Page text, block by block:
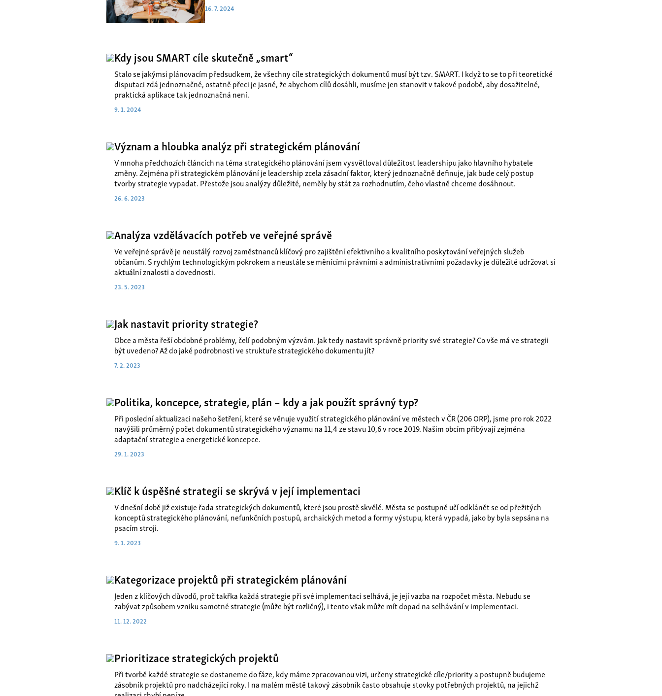
16. 7. 2024
Kdy jsou SMART cíle skutečně „smart“
Stalo se jakýmsi plánovacím předsudkem, že všechny cíle strategických dokumentů musí být tzv. SMART. I když to se to při teoretické
disputaci zdá jednoznačné, ostatně přeci je jasné, že abychom cílů dosáhli, musíme jen stanovit v takové podobě, aby dosažitelné,
praktická aplikace tak jednoznačná není.
9. 1. 2024
Význam a hloubka analýz při strategickém plánování
V mnoha předchozích článcích na téma strategického plánování jsem vysvětloval důležitost leadershipu jako hlavního hybatele
změny. Zejména při strategickém plánování je leadership zcela zásadní faktor, který jednoznačně definuje, jak bude celý postup
tvorby strategie vypadat. Přestože jsou analýzy důležité, neměly by stát za rozhodnutím, čeho vlastně chceme dosáhnout.
26. 6. 2023
Analýza vzdělávacích potřeb ve veřejné správě
Ve veřejné správě je neustálý rozvoj zaměstnanců klíčový pro zajištění efektivního a kvalitního poskytování veřejných služeb
občanům. S rychlým technologickým pokrokem a neustále se měnícími právními a administrativními požadavky je důležité udržovat si
aktuální znalosti a dovednosti.
23. 5. 2023
Jak nastavit priority strategie?
Obce a města řeší obdobné problémy, čelí podobným výzvám. Jak tedy nastavit správně priority své strategie? Co vše má ve strategii
být uvedeno? Až do jaké podrobnosti ve struktuře strategického dokumentu jít?
7. 2. 2023
Politika, koncepce, strategie, plán – kdy a jak použít správný typ?
Při poslední aktualizaci našeho šetření, které se věnuje využití strategického plánování ve městech v ČR (206 ORP), jsme pro rok 2022
navýšili průměrný počet dokumentů strategického významu na 11,4 ze stavu 10,6 v roce 2019. Našim obcím přibývají zejména
adaptační strategie a energetické koncepce.
29. 1. 2023
Klíč k úspěšné strategii se skrývá v její implementaci
V dnešní době již existuje řada strategických dokumentů, které jsou prostě skvělé. Města se postupně učí odklánět se od přežitých
konceptů strategického plánování, nefunkčních postupů, archaických metod a formy výstupu, která vypadá, jako by byla sepsána na
psacím stroji.
9. 1. 2023
Kategorizace projektů při strategickém plánování
Jeden z klíčových důvodů, proč takřka každá strategie při své implementaci selhává, je její vazba na rozpočet města. Nebudu se
zabývat způsobem vzniku samotné strategie (může být rozličný), i tento však může mít dopad na selhávání v implementaci.
11. 12. 2022
Prioritizace strategických projektů
Při tvorbě každé strategie se dostaneme do fáze, kdy máme zpracovanou vizi, určeny strategické cíle/priority a postupně budujeme
zásobník projektů pro nadcházející roky. I na malém městě takový zásobník často obsahuje stovky potřebných projektů, na jejichž